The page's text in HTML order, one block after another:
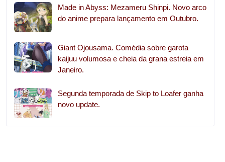
Made in Abyss: Mezameru Shinpi. Novo arco
do anime prepara lançamento em Outubro.
Giant Ojousama. Comédia sobre garota
kaijuu volumosa e cheia da grana estreia em
Janeiro.
Segunda temporada de Skip to Loafer ganha
novo update.